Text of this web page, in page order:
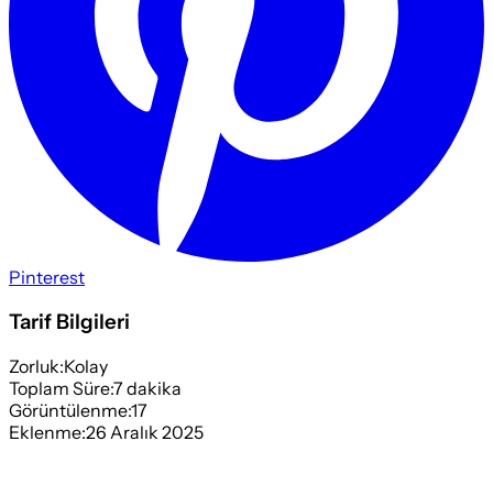
Pinterest
Tarif Bilgileri
Zorluk:Kolay
Toplam Süre:7 dakika
Görüntülenme:17
Eklenme:26 Aralık 2025